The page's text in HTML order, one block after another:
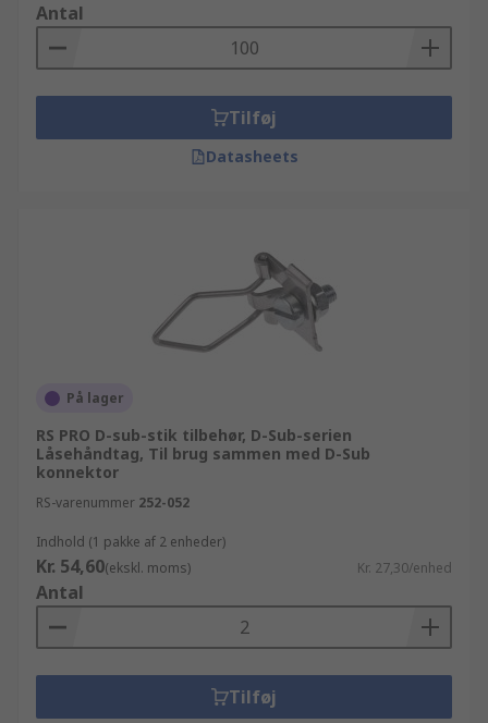
Antal
Tilføj
Datasheets
På lager
RS PRO D-sub-stik tilbehør, D-Sub-serien
Låsehåndtag, Til brug sammen med D-Sub
konnektor
RS-varenummer 252-052
Indhold (1 pakke af 2 enheder)
Kr. 54,60(ekskl. moms) Kr. 27,30/enhed
Antal
Tilføj